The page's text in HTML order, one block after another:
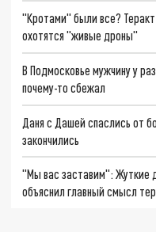
"Кротами" были все?
охотятся "живые дроны"
В Подмосковье мужчину у
почему-то сбежал
Даня с Дашей спаслись от
закончились
"Мы вас заставим": Жуткие
объяснил главный смысл